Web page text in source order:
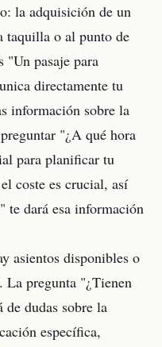
la adquisición de un
taquilla o al punto de
"Un pasaje para
directamente tu
información sobre la
"¿A qué hora
para planificar tu
coste es crucial, así
te dará esa información
asientos disponibles o
La pregunta "¿Tienen
de dudas sobre la
específica,